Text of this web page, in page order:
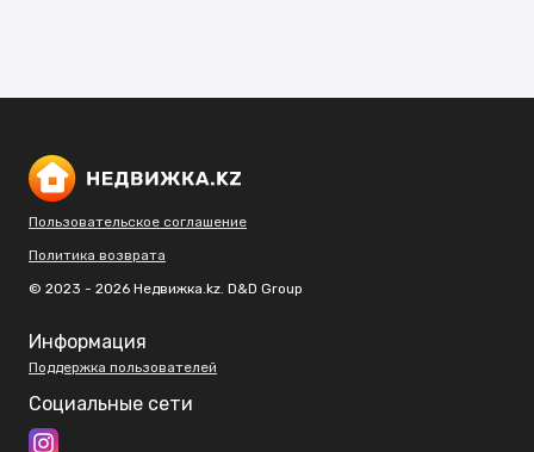
Пользовательское соглашение
Политика возврата
© 2023 - 2026 Недвижка.kz. D&D Group
Информация
Поддержка пользователей
Социальные сети